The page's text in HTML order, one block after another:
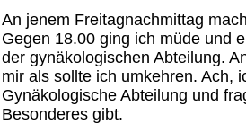
An jenem Freitagnachmittag
Gegen 18.00 ging ich müde und
der gynäkologischen Abteilung.
mir als sollte ich umkehren. Ach,
Gynäkologische Abteilung und
Besonderes gibt.